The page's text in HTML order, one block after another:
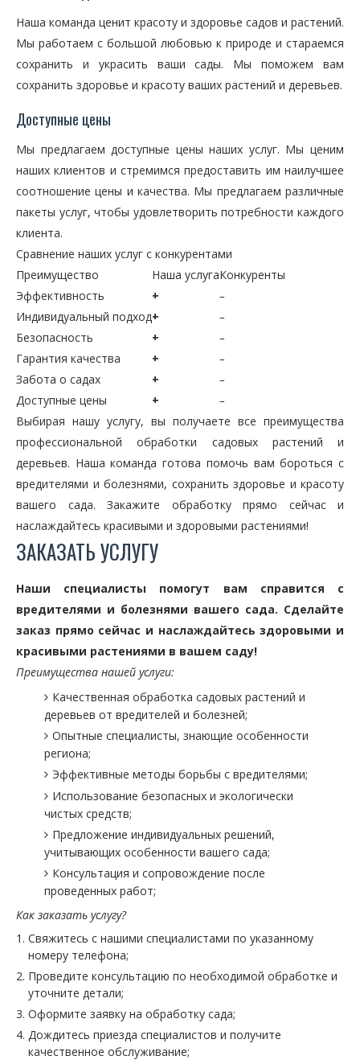
Наша команда ценит красоту и здоровье садов и растений.
Мы работаем с большой любовью к природе и стараемся
сохранить и украсить ваши сады. Мы поможем вам
сохранить здоровье и красоту ваших растений и деревьев.
Доступные цены
Мы предлагаем доступные цены наших услуг. Мы ценим
наших клиентов и стремимся предоставить им наилучшее
соотношение цены и качества. Мы предлагаем различные
пакеты услуг, чтобы удовлетворить потребности каждого
клиента.
Сравнение наших услуг с конкурентами
Преимущество
Наша услугаКонкуренты
Эффективность
+
–
Индивидуальный подход+
–
Безопасность
+
–
Гарантия качества
+
–
Забота о садах
+
–
Доступные цены
+
–
Выбирая нашу услугу, вы получаете все преимущества
профессиональной обработки садовых растений и
деревьев. Наша команда готова помочь вам бороться с
вредителями и болезнями, сохранить здоровье и красоту
вашего сада. Закажите обработку прямо сейчас и
наслаждайтесь красивыми и здоровыми растениями!
ЗАКАЗАТЬ УСЛУГУ
Наши специалисты помогут вам справится с
вредителями и болезнями вашего сада. Сделайте
заказ прямо сейчас и наслаждайтесь здоровыми и
красивыми растениями в вашем саду!
Преимущества нашей услуги:
Качественная обработка садовых растений и
деревьев от вредителей и болезней;
Опытные специалисты, знающие особенности
региона;
Эффективные методы борьбы с вредителями;
Использование безопасных и экологически
чистых средств;
Предложение индивидуальных решений,
учитывающих особенности вашего сада;
Консультация и сопровождение после
проведенных работ;
Как заказать услугу?
Свяжитесь с нашими специалистами по указанному
номеру телефона;
Проведите консультацию по необходимой обработке и
уточните детали;
Оформите заявку на обработку сада;
Дождитесь приезда специалистов и получите
качественное обслуживание;